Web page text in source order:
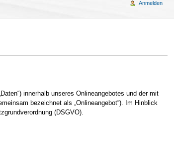
innerhalb unseres Onlineangebotes und der mit
bezeichnet als „Onlineangebot“). Im Hinblick
(DSGVO).
Anmelden